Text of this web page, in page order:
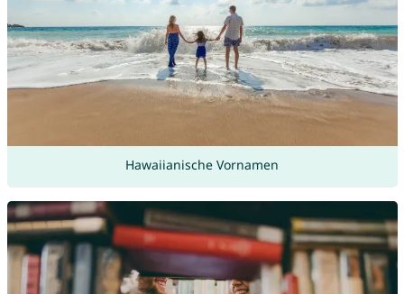
Hawaiianische Vornamen